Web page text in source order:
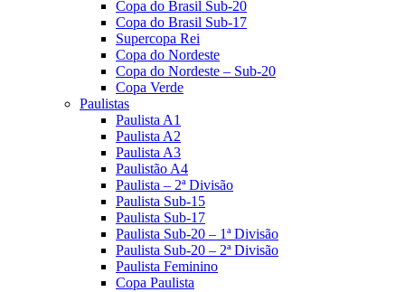
Copa do Brasil Sub-20
Copa do Brasil Sub-17
Supercopa Rei
Copa do Nordeste
Copa do Nordeste – Sub-20
Copa Verde
Paulistas
Paulista A1
Paulista A2
Paulista A3
Paulistão A4
Paulista – 2ª Divisão
Paulista Sub-15
Paulista Sub-17
Paulista Sub-20 – 1ª Divisão
Paulista Sub-20 – 2ª Divisão
Paulista Feminino
Copa Paulista